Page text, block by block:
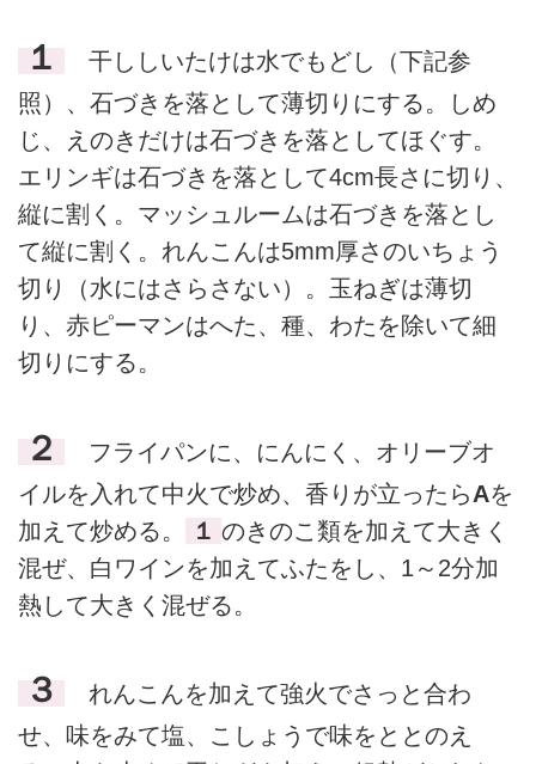
１
干ししいたけは水でもどし（下記参
照）、石づきを落として薄切りにする。しめ
じ、えのきだけは石づきを落としてほぐす。
エリンギは石づきを落として4cm長さに切り、
縦に割く。マッシュルームは石づきを落とし
て縦に割く。れんこんは5mm厚さのいちょう
切り（水にはさらさない）。玉ねぎは薄切
り、赤ピーマンはへた、種、わたを除いて細
切りにする。
２
フライパンに、にんにく、オリーブオ
イルを入れて中火で炒め、香りが立ったらAを
加えて炒める。
１ のきのこ類を加えて大きく
混ぜ、白ワインを加えてふたをし、1～2分加
熱して大きく混ぜる。
３
れんこんを加えて強火でさっと合わ
せ、味をみて塩、こしょうで味をととのえ